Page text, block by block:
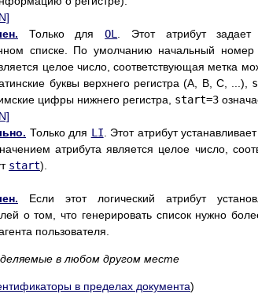
Только дляOL. Этот атрибут
списке. По умолчанию начальный
целое число, соответствующая метка
буквы верхнего регистра (A, B, C, ...),
цифры нижнего регистра, start=3
Только для LI. Этот атрибут
атрибута является целое число,
start).
Если этот логический атрибут
о том, что генерировать список нужно
пользователя.
в любом другом месте
в пределах документа)